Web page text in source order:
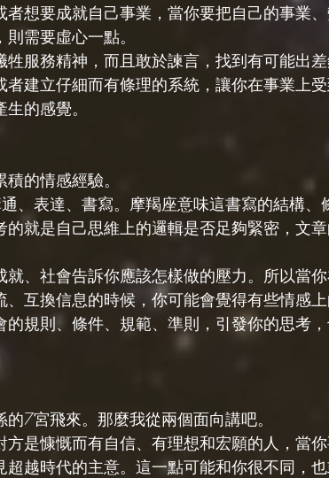
想要成就自己事業，當你要把自己的事業
需要虛心一點。
服務精神，而且敢於諫言，找到有可能出
建立仔細而有條理的系統，讓你在事業上
的感覺。
的情感經驗。
、表達、書寫。摩羯座意味這書寫的結構、
就是自己思維上的邏輯是否足夠緊密，文
、社會告訴你應該怎樣做的壓力。所以當
、互換信息的時候，你可能會覺得有些情感
規則、條件、規範、準則，引發你的思考
7宮飛來。那麼我從兩個面向講吧。
是慷慨而有自信、有理想和宏願的人，當
超越時代的主意。這一點可能和你很不同，